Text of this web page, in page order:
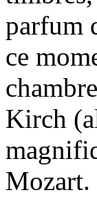
parfum
ce
Kirch
Mozart.